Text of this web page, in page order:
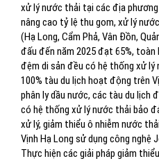
xử lý nước thải tại các địa
nâng cao tỷ lệ thu gom, xử lý
(Hạ Long, Cẩm Phả, Vân Đồn,
đấu đến năm 2025 đạt 65%,
đệm di sản đều có hệ thống xử
100% tàu du lịch hoạt động trên
phân ly dầu nước, các tàu du lịch
có hệ thống xử lý nước thải bảo
xử lý, giảm thiểu ô nhiễm nước
Vịnh Hạ Long sử dụng công nghệ
Thực hiện các giải pháp giảm